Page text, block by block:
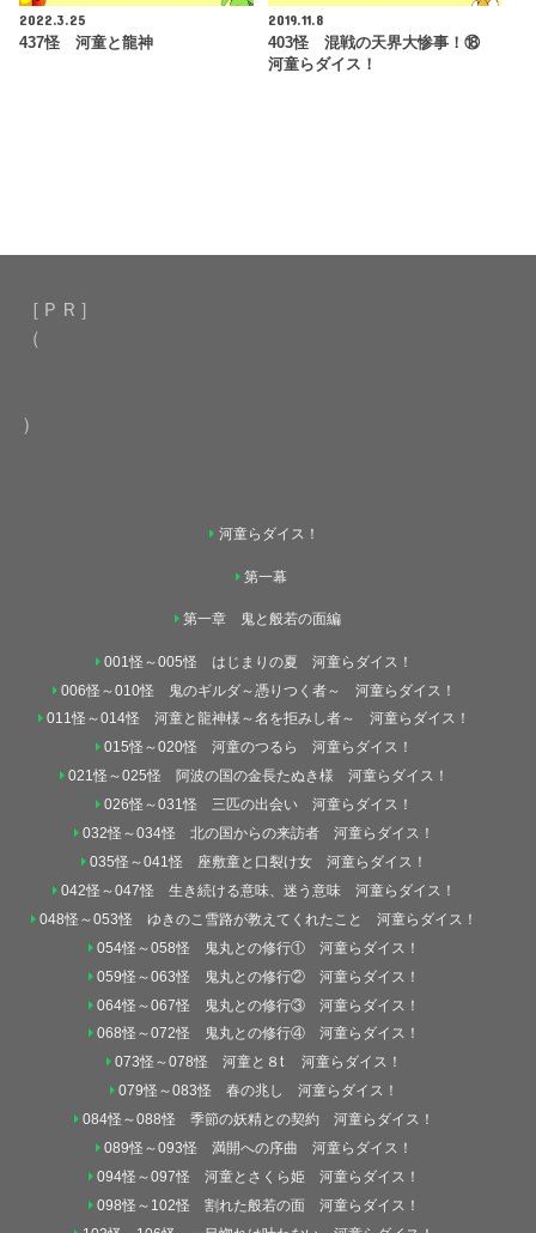
2022.3.25
437怪 河童と龍神
2019.11.8
403怪 混戦の天界大惨事！⑱
河童らダイス！
［ＰＲ］
（
）
河童らダイス！
第一幕
第一章 鬼と般若の面編
001怪～005怪 はじまりの夏 河童らダイス！
006怪～010怪 鬼のギルダ～憑りつく者～ 河童らダイス！
011怪～014怪 河童と龍神様～名を拒みし者～ 河童らダイス！
015怪～020怪 河童のつるら 河童らダイス！
021怪～025怪 阿波の国の金長たぬき様 河童らダイス！
026怪～031怪 三匹の出会い 河童らダイス！
032怪～034怪 北の国からの来訪者 河童らダイス！
035怪～041怪 座敷童と口裂け女 河童らダイス！
042怪～047怪 生き続ける意味、迷う意味 河童らダイス！
048怪～053怪 ゆきのこ雪路が教えてくれたこと 河童らダイス！
054怪～058怪 鬼丸との修行① 河童らダイス！
059怪～063怪 鬼丸との修行② 河童らダイス！
064怪～067怪 鬼丸との修行③ 河童らダイス！
068怪～072怪 鬼丸との修行④ 河童らダイス！
073怪～078怪 河童と８t 河童らダイス！
079怪～083怪 春の兆し 河童らダイス！
084怪～088怪 季節の妖精との契約 河童らダイス！
089怪～093怪 満開への序曲 河童らダイス！
094怪～097怪 河童とさくら姫 河童らダイス！
098怪～102怪 割れた般若の面 河童らダイス！